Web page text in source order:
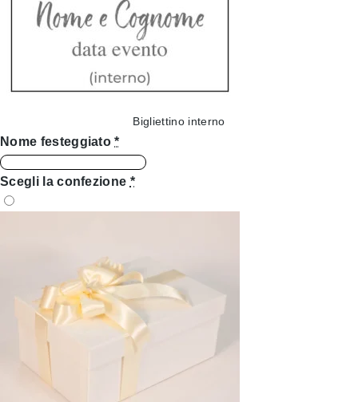
Bigliettino interno
Nome festeggiato *
Scegli la confezione *